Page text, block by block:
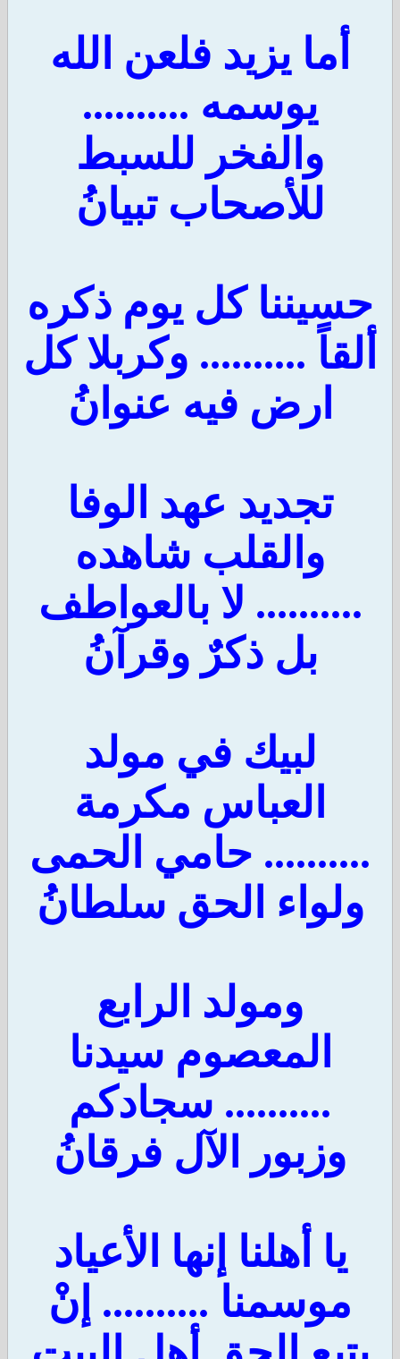
أما يزيد فلعن الله
يوسمه ..........
والفخر للسبط
للأصحاب تبيانُ
حسيننا كل يوم ذكره
ألقاً .......... وكربلا كل
ارض فيه عنوانُ
تجديد عهد الوفا
والقلب شاهده
.......... لا بالعواطف
بل ذكرٌ وقرآنُ
لبيك في مولد
العباس مكرمة
.......... حامي الحمى
ولواء الحق سلطانُ
ومولد الرابع
المعصوم سيدنا
.......... سجادكم
وزبور الآل فرقانُ
يا أهلنا إنها الأعياد
موسمنا .......... إنْ